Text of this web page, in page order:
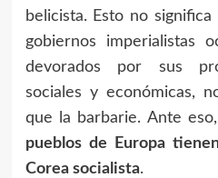
belicista. Esto no
gobiernos imperialistas
devorados por sus
sociales y económicas,
que la barbarie. Ante eso,
pueblos de Europa
Corea socialista.